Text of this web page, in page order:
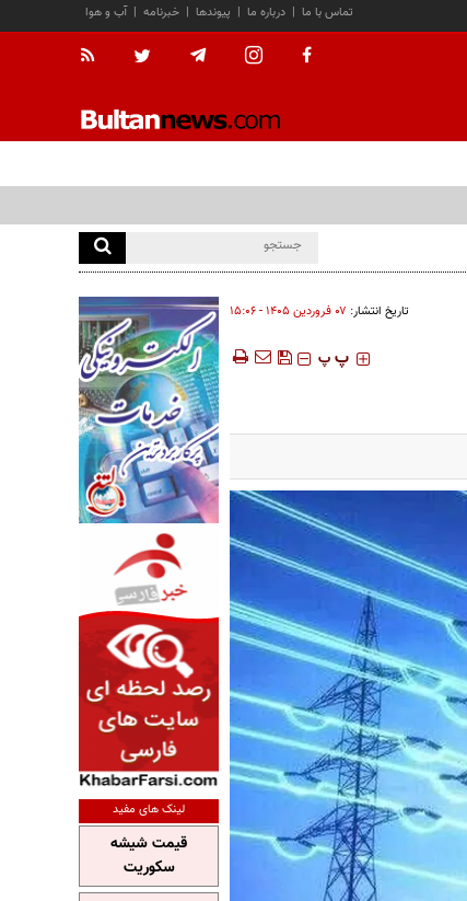
آب و هوا | خبرنامه | پیوندها | درباره ما | تماس با ما
تاریخ انتشار: ۰۷ فروردين ۱۴۰۵ - ۱۵:۰۶
‍‍‍ پ پ
لینک های مفید
قیمت شیشه
سکوریت